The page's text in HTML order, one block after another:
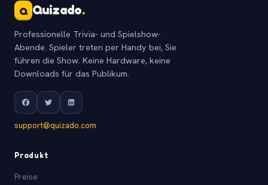
Q Quizado.
Professionelle Trivia- und Spielshow-
Abende. Spieler treten per Handy bei, Sie
führen die Show. Keine Hardware, keine
Downloads für das Publikum.
support@quizado.com
Produkt
Preise